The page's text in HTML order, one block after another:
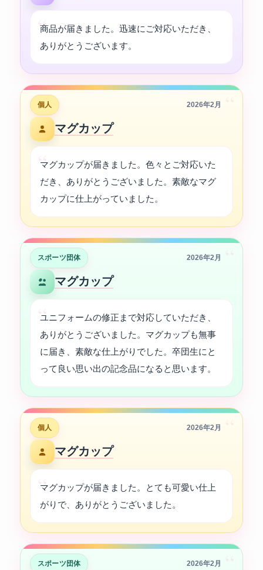
商品が届きました。迅速にご対応いただき、
ありがとうございます。
個人 2026年2月
マグカップ
マグカップが届きました。色々とご対応いた
だき、ありがとうございました。素敵なマグ
カップに仕上がっていました。
スポーツ団体 2026年2月
マグカップ
ユニフォームの修正まで対応していただき、
ありがとうございました。マグカップも無事
に届き、素敵な仕上がりでした。卒団生にと
って良い思い出の記念品になると思います。
個人 2026年2月
マグカップ
マグカップが届きました。とても可愛い仕上
がりで、ありがとうございました。
スポーツ団体 2026年2月